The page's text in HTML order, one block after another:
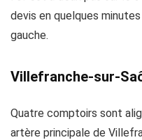
devis en quelques
gauche.
Villefranche-sur-
Quatre comptoirs sont
artère principale de